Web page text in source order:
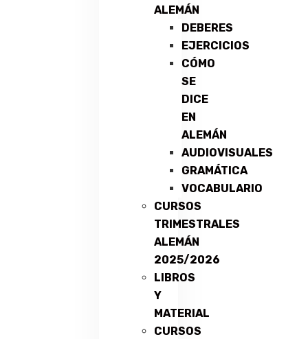
ALEMÁN
DEBERES
EJERCICIOS
CÓMO
SE
DICE
EN
ALEMÁN
AUDIOVISUALES
GRAMÁTICA
VOCABULARIO
CURSOS
TRIMESTRALES
ALEMÁN
2025/2026
LIBROS
Y
MATERIAL
CURSOS